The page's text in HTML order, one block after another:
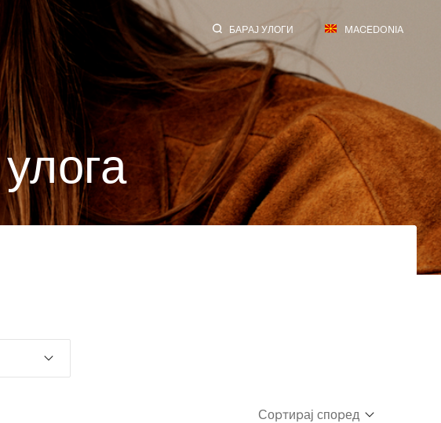
БАРАЈ УЛОГИ MACEDONIA
улога
Сортирај според